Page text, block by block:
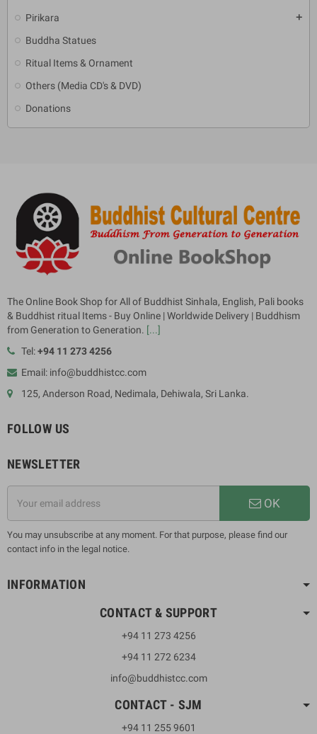
Pirikara add
Buddha Statues
Ritual Items & Ornament
Others (Media CD's & DVD)
Donations
The Online Book Shop for All of Buddhist Sinhala, English, Pali books
& Buddhist ritual Items - Buy Online | Worldwide Delivery | Buddhism
from Generation to Generation. [...]
Tel:+94 11 273 4256
Email: info@buddhistcc.com
125, Anderson Road, Nedimala, Dehiwala, Sri Lanka.
FOLLOW US
NEWSLETTER
OK
You may unsubscribe at any moment. For that purpose, please find our
contact info in the legal notice.
INFORMATION
CONTACT & SUPPORT
+94 11 273 4256
+94 11 272 6234
info@buddhistcc.com
CONTACT - SJM
+94 11 255 9601